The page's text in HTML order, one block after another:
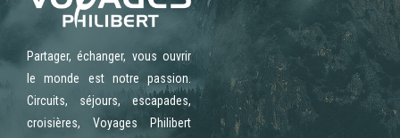
Partager, échanger, vous ouvrir
le monde est notre passion.
Circuits, séjours, escapades,
croisières, Voyages Philibert